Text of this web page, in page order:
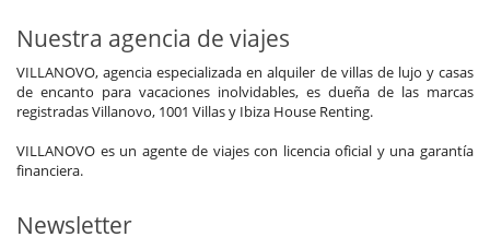
Nuestra agencia de viajes
VILLANOVO, agencia especializada en alquiler de villas de lujo y casas
de encanto para vacaciones inolvidables, es dueña de las marcas
registradas Villanovo, 1001 Villas y Ibiza House Renting.
VILLANOVO es un agente de viajes con licencia oficial y una garantía
financiera.
Newsletter